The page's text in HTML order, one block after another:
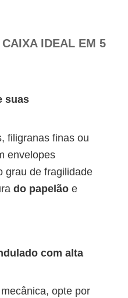
IDEAL EM 5
suas
filigranas finas ou
envelopes
grau de fragilidade
do papelão e
com alta
opte por